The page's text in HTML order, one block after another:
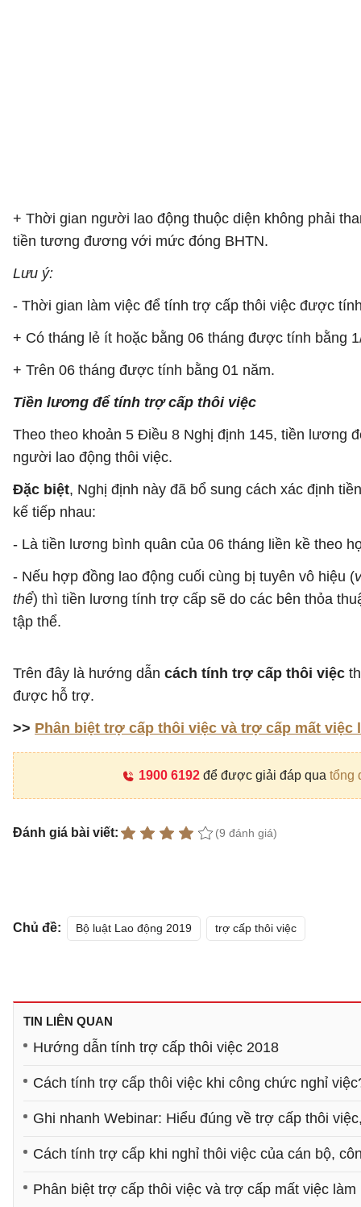
+ Thời gian người lao động thuộc diện không phải
tiền tương đương với mức đóng BHTN.
Lưu ý:
- Thời gian làm việc để tính trợ cấp thôi việc được
+ Có tháng lẻ ít hoặc bằng 06 tháng được tính bằng
+ Trên 06 tháng được tính bằng 01 năm.
Tiền lương để tính trợ cấp thôi việc
Theo theo khoản 5 Điều 8 Nghị định 145, tiền lương
người lao động thôi việc.
Đặc biệt, Nghị định này đã bổ sung cách xác định
kế tiếp nhau:
- Là tiền lương bình quân của 06 tháng liền kề theo
- Nếu hợp đồng lao động cuối cùng bị tuyên vô hiệu (
thể) thì tiền lương tính trợ cấp sẽ do các bên thỏa
tập thể.
Trên đây là hướng dẫn cách tính trợ cấp thôi việc
được hỗ trợ.
>> Phân biệt trợ cấp thôi việc và trợ cấp mất việc
1900 6192để được giải đáp qua tổng
Đánh giá bài viết: (9 đánh giá)
Chủ đề: Bộ luật Lao động 2019 trợ cấp thôi việc
TIN LIÊN QUAN
Hướng dẫn tính trợ cấp thôi việc 2018
Cách tính trợ cấp thôi việc khi công chức nghỉ
Ghi nhanh Webinar: Hiểu đúng về trợ cấp thôi
Cách tính trợ cấp khi nghỉ thôi việc của cán bộ,
Phân biệt trợ cấp thôi việc và trợ cấp mất việc làm